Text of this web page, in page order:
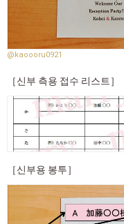
@kaoooru0921
［신부 측용 접수 리스트］
［신부용 봉투］